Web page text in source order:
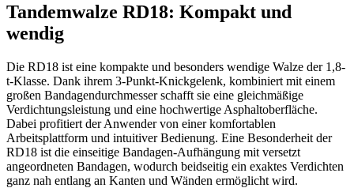
Tandemwalze RD18: Kompakt und
wendig
Die RD18 ist eine kompakte und besonders wendige Walze der 1,8-
t-Klasse. Dank ihrem 3-Punkt-Knickgelenk, kombiniert mit einem
großen Bandagendurchmesser schafft sie eine gleichmäßige
Verdichtungsleistung und eine hochwertige Asphaltoberfläche.
Dabei profitiert der Anwender von einer komfortablen
Arbeitsplattform und intuitiver Bedienung. Eine Besonderheit der
RD18 ist die einseitige Bandagen-Aufhängung mit versetzt
angeordneten Bandagen, wodurch beidseitig ein exaktes Verdichten
ganz nah entlang an Kanten und Wänden ermöglicht wird.